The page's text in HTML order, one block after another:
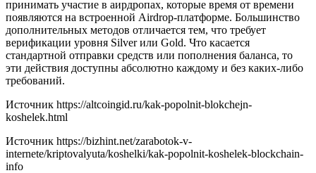
принимать участие в аирдропах, которые время от времени
появляются на встроенной Airdrop-платформе. Большинство
дополнительных методов отличается тем, что требует
верификации уровня Silver или Gold. Что касается
стандартной отправки средств или пополнения баланса, то
эти действия доступны абсолютно каждому и без каких-либо
требований.
Источник https://altcoingid.ru/kak-popolnit-blokchejn-
koshelek.html
Источник https://bizhint.net/zarabotok-v-
internete/kriptovalyuta/koshelki/kak-popolnit-koshelek-blockchain-
info